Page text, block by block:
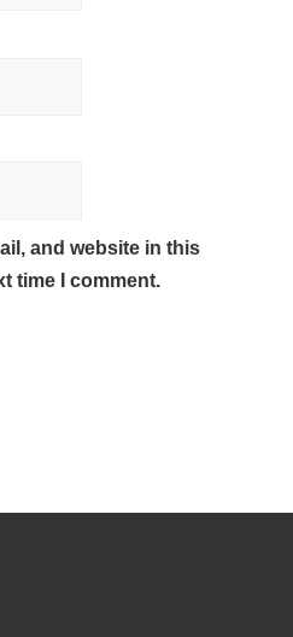
and website in this
time I comment.